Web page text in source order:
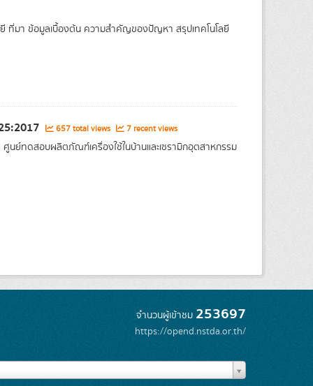
ที่มา ข้อมูลเบื้องต้น ความสำคัญของปัญหา สรุปเทคโนโลยี
657 total views 7 recent views
นย์ทดสอบผลิตภัณฑ์เครื่องใช้ในบ้านและเซรามิกอุตสาหกรรม
จำนวนผู้เข้าชม 253697
https://opend.nstda.or.th/